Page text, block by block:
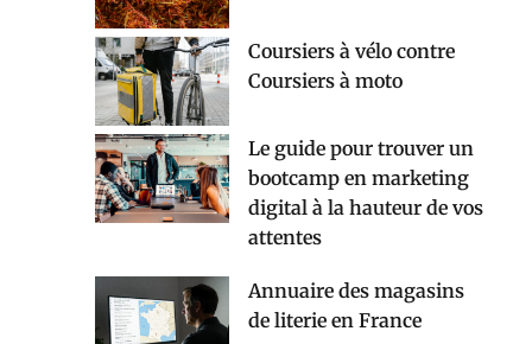
Coursiers à vélo contre
Coursiers à moto
Le guide pour trouver un
bootcamp en marketing
digital à la hauteur de vos
attentes
Annuaire des magasins
de literie en France